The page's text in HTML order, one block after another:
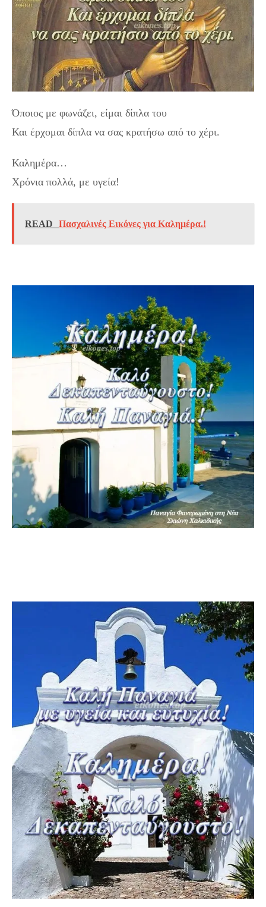
Όποιος με φωνάζει, είμαι δίπλα του
Και έρχομαι δίπλα να σας κρατήσω από το χέρι.
Καλημέρα…
Xρόνια πολλά, με υγεία!
READ Πασχαλινές Εικόνες για Καλημέρα.!